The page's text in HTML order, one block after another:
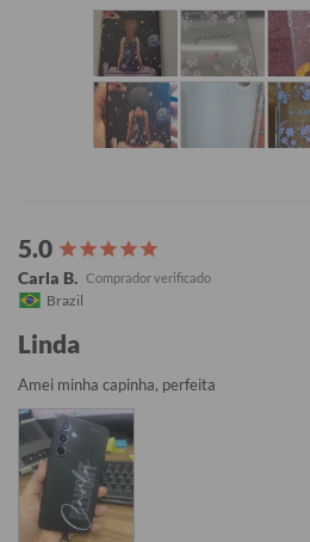
Carla B.
Brazil
Linda
Amei minha capinha, perfeita